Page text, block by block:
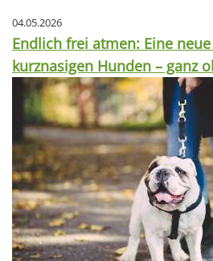
04.05.2026
Endlich frei atmen: Eine
kurznasigen Hunden – ganz